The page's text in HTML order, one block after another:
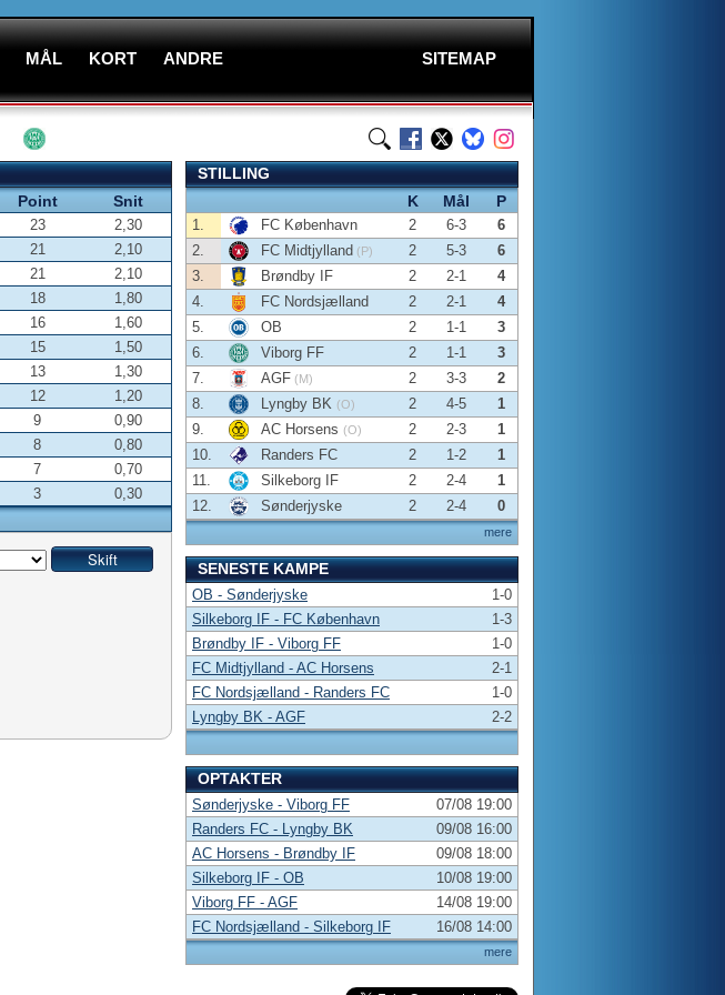
MÅL KORT ANDRE SITEMAP
Point Snit
23
2,30
21
2,10
21
2,10
18
1,80
16
1,60
15
1,50
13
1,30
12
1,20
9
0,90
8
0,80
7
0,70
3 0,30
STILLING
K
Mål P
mere
1. FC København 2 6-3
6
2.
FC Midtjylland (P) 2 5-3
6
3.
Brøndby IF 2 2-1
4
4.
FC Nordsjælland 2 2-1
4
5.
OB 2 1-1
3
6.
Viborg FF 2 1-1
3
7.
AGF (M) 2 3-3
2
8.
Lyngby BK (O) 2 4-5
1
9.
AC Horsens (O) 2 2-3
1
10.
Randers FC 2 1-2
1
11.
Silkeborg IF 2 2-4
1
12.
Sønderjyske 2 2-4 0
SENESTE KAMPE
OB - Sønderjyske
1-0
Silkeborg IF - FC København
1-3
Brøndby IF - Viborg FF
1-0
FC Midtjylland - AC Horsens
2-1
FC Nordsjælland - Randers FC
1-0
Lyngby BK - AGF
2-2
OPTAKTER
mere
Sønderjyske - Viborg FF
07/08 19:00
Randers FC - Lyngby BK
09/08 16:00
AC Horsens - Brøndby IF
09/08 18:00
Silkeborg IF - OB
10/08 19:00
Viborg FF - AGF
14/08 19:00
FC Nordsjælland - Silkeborg IF
16/08 14:00